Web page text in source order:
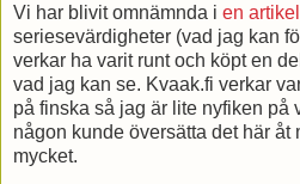
Vi har blivit omnämnda i en artikel
seriesevärdigheter (vad jag kan
verkar ha varit runt och köpt en
vad jag kan se. Kvaak.fi verkar
på finska så jag är lite nyfiken på
någon kunde översätta det här
mycket.